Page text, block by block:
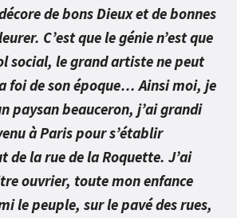
de bons Dieux et de bonnes
C’est que le génie n’est que
social, le grand artiste ne peut
foi de son époque… Ainsi moi, je
paysan beauceron, j’ai grandi
à Paris pour s’établir
de la rue de la Roquette. J’ai
ouvrier, toute mon enfance
le peuple, sur le pavé des rues,